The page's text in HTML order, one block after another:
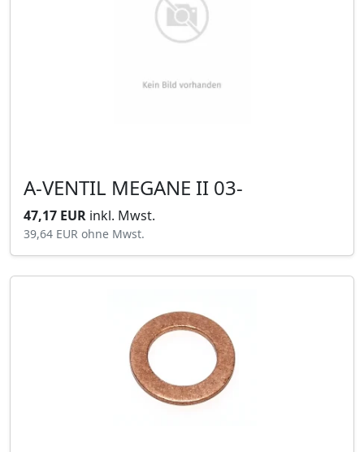
A-VENTIL MEGANE II 03-
47,17 EUR inkl. Mwst.
39,64 EUR ohne Mwst.